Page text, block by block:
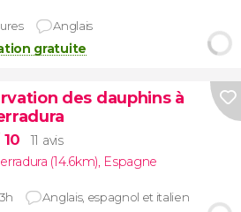
Anglais
gratuite
des dauphins à
11 avis
(14.6km), Espagne
Anglais, espagnol et italien